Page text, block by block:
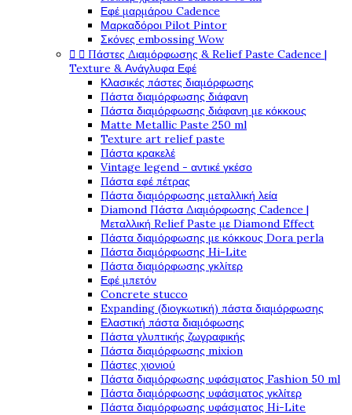
Εφέ μαρμάρου Cadence
Μαρκαδόροι Pilot Pintor
Σκόνες embossing Wow
  Πάστες Διαμόρφωσης & Relief Paste Cadence |
Texture & Ανάγλυφα Εφέ
Κλασικές πάστες διαμόρφωσης
Πάστα διαμόρφωσης διάφανη
Πάστα διαμόρφωσης διάφανη με κόκκους
Matte Metallic Paste 250 ml
Texture art relief paste
Πάστα κρακελέ
Vintage legend - αντικέ γκέσο
Πάστα εφέ πέτρας
Πάστα διαμόρφωσης μεταλλική λεία
Diamond Πάστα Διαμόρφωσης Cadence |
Μεταλλική Relief Paste με Diamond Effect
Πάστα διαμόρφωσης με κόκκους Dora perla
Πάστα διαμόρφωσης Hi-Lite
Πάστα διαμόρφωσης γκλίτερ
Εφέ μπετόν
Concrete stucco
Expanding (διογκωτική) πάστα διαμόρφωσης
Ελαστική πάστα διαμόφωσης
Πάστα γλυπτικής ζωγραφικής
Πάστα διαμόρφωσης mixion
Πάστες χιονιού
Πάστα διαμόρφωσης υφάσματος Fashion 50 ml
Πάστα διαμόρφωσης υφάσματος γκλίτερ
Πάστα διαμόρφωσης υφάσματος Hi-Lite